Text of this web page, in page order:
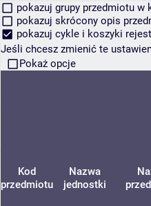
pokazuj grupy przedmiotu w
pokazuj skrócony opis
pokazuj cykle i koszyki
Jeśli chcesz zmienić te
Pokaż opcje
Kod
przedmiotu
Nazwa
jednostki